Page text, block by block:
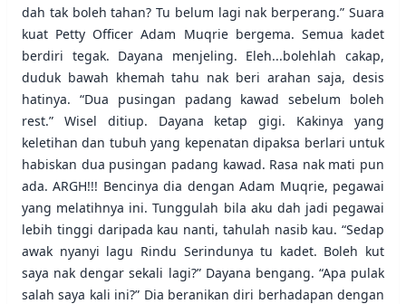
dah tak boleh tahan? Tu belum lagi nak berperang.” Suara
kuat Petty Officer Adam Muqrie bergema. Semua kadet
berdiri tegak. Dayana menjeling. Eleh...bolehlah cakap,
duduk bawah khemah tahu nak beri arahan saja, desis
hatinya. “Dua pusingan padang kawad sebelum boleh
rest.” Wisel ditiup. Dayana ketap gigi. Kakinya yang
keletihan dan tubuh yang kepenatan dipaksa berlari untuk
habiskan dua pusingan padang kawad. Rasa nak mati pun
ada. ARGH!!! Bencinya dia dengan Adam Muqrie, pegawai
yang melatihnya ini. Tunggulah bila aku dah jadi pegawai
lebih tinggi daripada kau nanti, tahulah nasib kau. “Sedap
awak nyanyi lagu Rindu Serindunya tu kadet. Boleh kut
saya nak dengar sekali lagi?” Dayana bengang. “Apa pulak
salah saya kali ini?” Dia beranikan diri berhadapan dengan